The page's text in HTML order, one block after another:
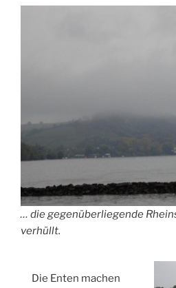
… die gegenüberliegende
verhüllt.
Die Enten machen